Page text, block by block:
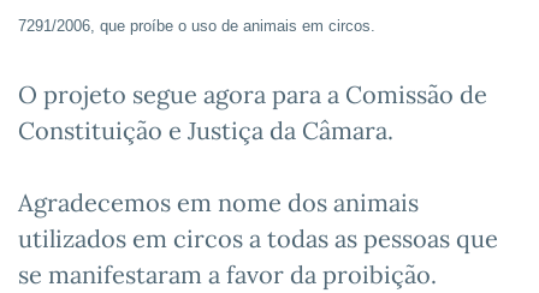
7291/2006, que proíbe o uso de animais em circos.
O projeto segue agora para a Comissão de
Constituição e Justiça da Câmara.
Agradecemos em nome dos animais
utilizados em circos a todas as pessoas que
se manifestaram a favor da proibição.